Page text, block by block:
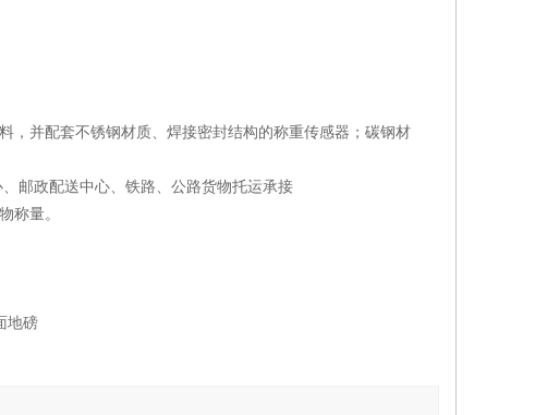
，并配套不锈钢材质、焊接密封结构的称重传感器；碳钢材
邮政配送中心、铁路、公路货物托运承接
称量。
地磅